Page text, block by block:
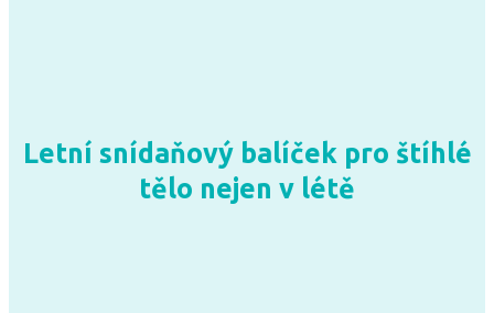
Letní snídaňový balíček pro štíhlé
tělo nejen v létě